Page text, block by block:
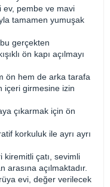
ev, pembe ve mavi
tamamen yumuşak
gerçekten
ön kapı açılmayı
ön hem de arka tarafa
içeri girmesine izin
çıkarmak için ön
korkuluk ile ayrı ayrı
kiremitli çatı, sevimli
arasına açılmaktadır.
evi, değer verilecek